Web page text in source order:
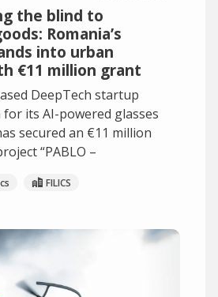
the blind to
Romania’s
into urban
€11 million grant
DeepTech startup
its AI-powered glasses
secured an €11 million
“PABLO –
FILICS